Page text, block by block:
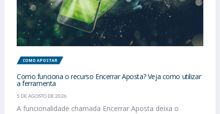
COMO APOSTAR
Como funciona o recurso Encerrar Aposta? Veja como utilizar
a ferramenta
5 DE AGOSTO DE 2026
A funcionalidade chamada Encerrar Aposta deixa o